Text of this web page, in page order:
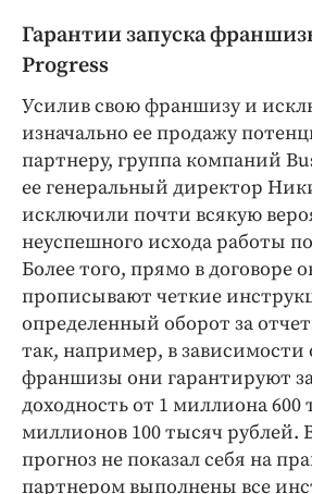
Гарантии запуска
Progress
Усилив свою франшизу и
изначально ее продажу
партнеру, группа компаний
ее генеральный директор
исключили почти всякую
неуспешного исхода работы
Более того, прямо в договоре
прописывают четкие
определенный оборот за
так, например, в зависимости
франшизы они гарантируют
доходность от 1 миллиона 600
миллионов 100 тысяч рублей.
прогноз не показал себя на
партнером выполнены все